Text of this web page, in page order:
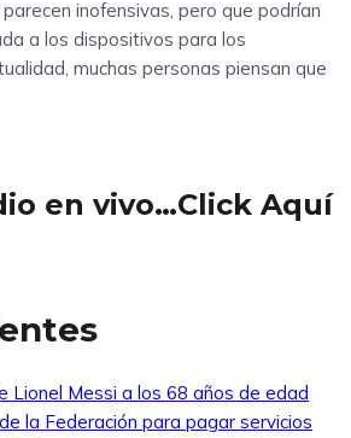
inofensivas, pero que podrían
a los dispositivos para los
muchas personas piensan que
en vivo…Click Aquí
Lionel Messi a los 68 años de edad
la Federación para pagar servicios